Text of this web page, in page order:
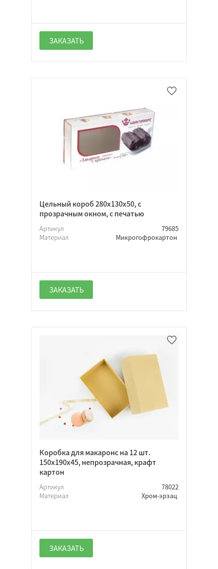
ЗАКАЗАТЬ
Цельный короб 280х130х50, с
прозрачным окном, с печатью
Артикул
79685
Материал
Микрогофрокартон
ЗАКАЗАТЬ
Коробка для макаронс на 12 шт.
150х190х45, непрозрачная, крафт
картон
Артикул
78022
Материал
Хром-эрзац
ЗАКАЗАТЬ